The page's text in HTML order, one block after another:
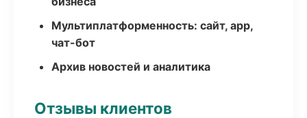
Мультиплатформенность: сайт, app,
чат-бот
Архив новостей и аналитика
Отзывы клиентов